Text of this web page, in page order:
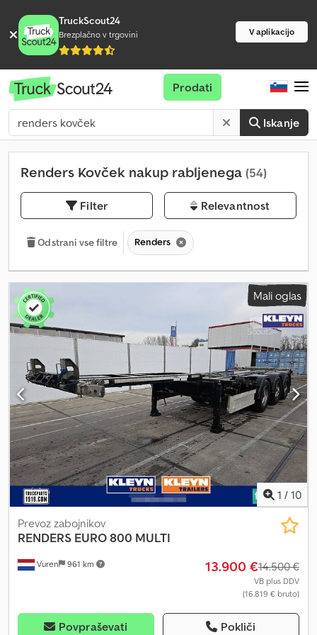
TruckScout24
Brezplačno v trgovini V aplikacijo
Iskanje
Prodati
Renders Kovček nakup rabljenega (54)
Filter Relevantnost
Odstrani vse filtre Renders
Mali oglas
1 / 10
Vuren 961 km
Prevoz zabojnikov
RENDERS EURO 800 MULTI
13.900 €14.500 €
VB plus DDV
(16.819 € bruto)
Povpraševati Pokliči